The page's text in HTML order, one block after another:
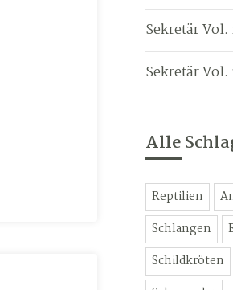
Sekretär
Sekretär Vol.
Alle
Reptilien
Schlangen
Schildkröten